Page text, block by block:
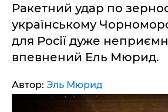
Ракетний удар по
українському
для Росії дуже
впевнений Ель Мюрид.
Автор: Эль Мюрид